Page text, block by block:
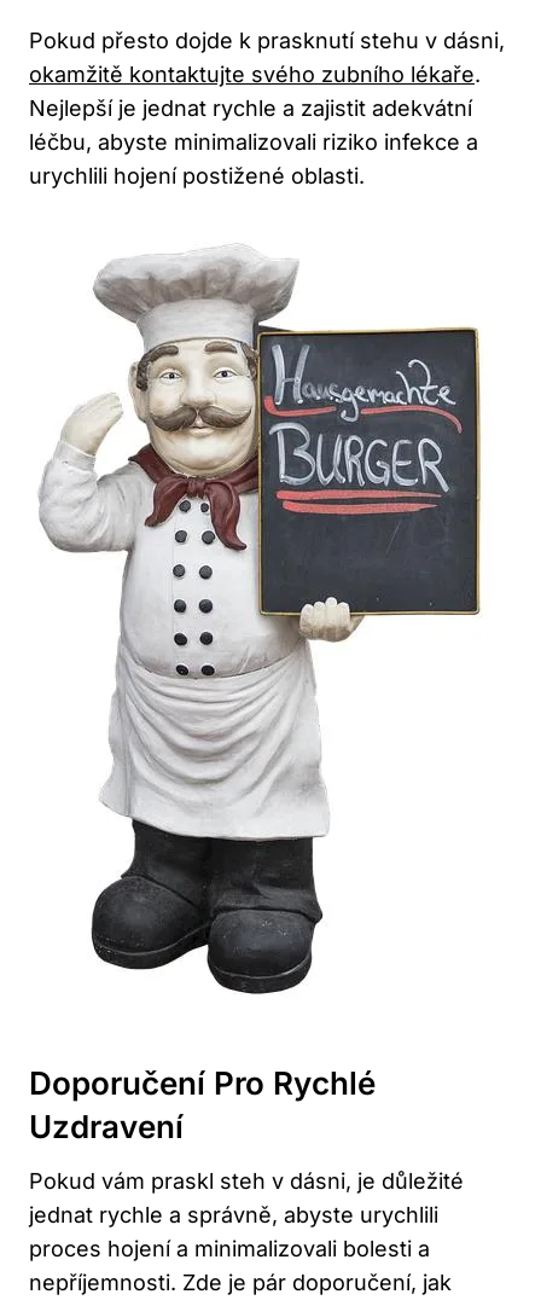
Pokud přesto dojde k prasknutí stehu v dásni,
okamžitě kontaktujte svého zubního lékaře.
Nejlepší je jednat rychle a zajistit adekvátní
léčbu, abyste minimalizovali riziko infekce a
urychlili hojení postižené oblasti.
Doporučení Pro Rychlé
Uzdravení
Pokud vám praskl steh v dásni, je důležité
jednat rychle a správně, abyste urychlili
proces hojení a minimalizovali bolesti a
nepříjemnosti. Zde je pár doporučení, jak